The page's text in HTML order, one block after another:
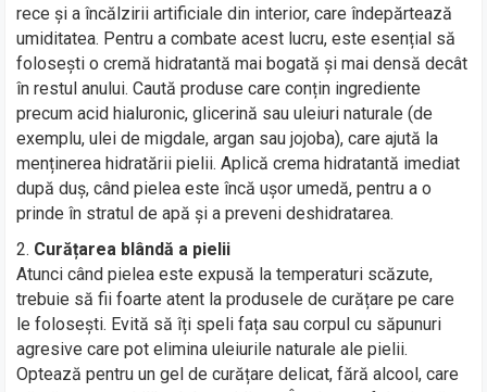
rece și a încălzirii artificiale din interior, care îndepărtează
umiditatea. Pentru a combate acest lucru, este esențial să
folosești o cremă hidratantă mai bogată și mai densă decât
în restul anului. Caută produse care conțin ingrediente
precum acid hialuronic, glicerină sau uleiuri naturale (de
exemplu, ulei de migdale, argan sau jojoba), care ajută la
menținerea hidratării pielii. Aplică crema hidratantă imediat
după duș, când pielea este încă ușor umedă, pentru a o
prinde în stratul de apă și a preveni deshidratarea.
Curățarea blândă a pielii
Atunci când pielea este expusă la temperaturi scăzute,
trebuie să fii foarte atent la produsele de curățare pe care
le folosești. Evită să îți speli fața sau corpul cu săpunuri
agresive care pot elimina uleiurile naturale ale pielii.
Optează pentru un gel de curățare delicat, fără alcool, care